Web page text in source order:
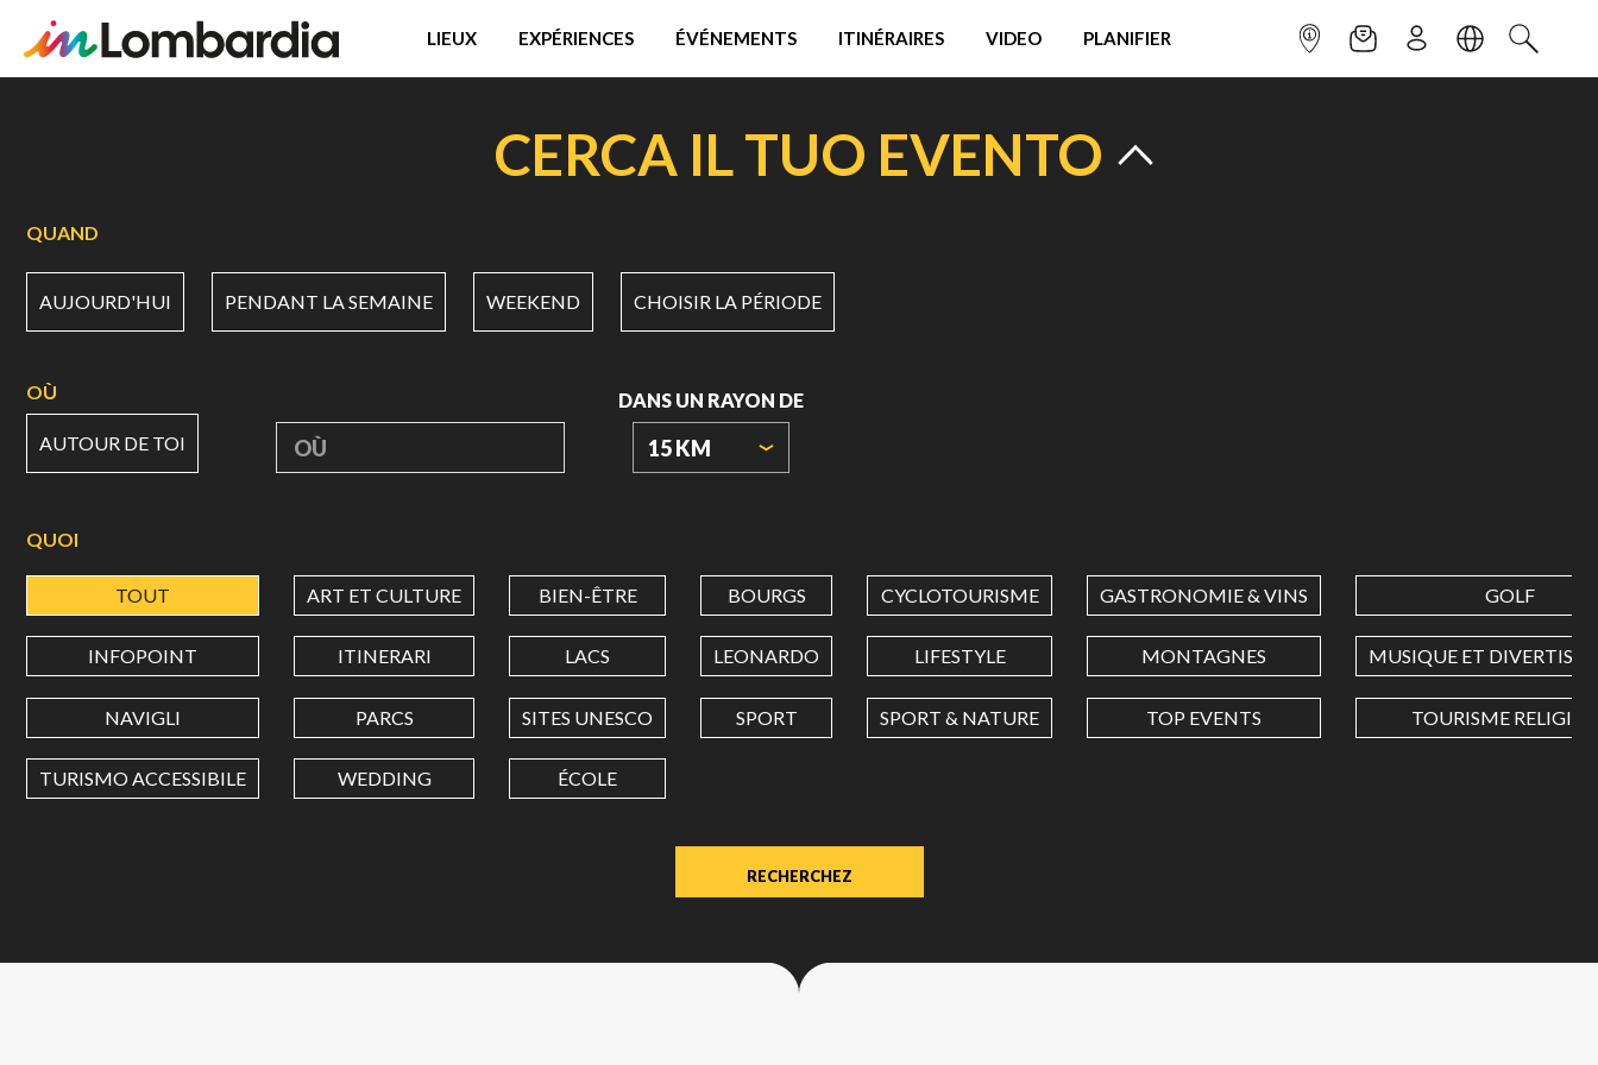
LIEUX EXPÉRIENCES ÉVÉNEMENTS ITINÉRAIRES VIDEO PLANIFIER POINT INFONEWSLETTER
S'INSCRIRELANGUE
CERCA IL TUO EVENTO
QUAND
AUJOURD'HUI PENDANT LA SEMAINE WEEKEND CHOISIR LA PÉRIODE
OÙ
AUTOUR DE TOI OÙ
DANS UN RAYON DE
15 KM
LONGITUDE
dot
QUOI
TOUT ART ET CULTURE BIEN-ÊTRE BOURGS CYCLOTOURISME GASTRONOMIE & VINS GOLF
INFOPOINT ITINERARI LACS LEONARDO LIFESTYLE MONTAGNES MUSIQUE ET
NAVIGLI PARCS SITES UNESCO SPORT SPORT & NATURE TOP EVENTS TOURISME
TURISMO ACCESSIBILE WEDDING ÉCOLE